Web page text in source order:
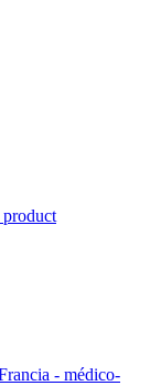
- médico-